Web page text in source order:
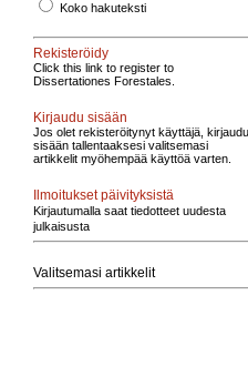
Koko hakuteksti
Rekisteröidy
Click this link to register to
Dissertationes Forestales.
Kirjaudu sisään
Jos olet rekisteröitynyt käyttäjä, kirjaudu
sisään tallentaaksesi valitsemasi
artikkelit myöhempää käyttöä varten.
Ilmoitukset päivityksistä
Kirjautumalla saat tiedotteet uudesta
julkaisusta
Valitsemasi artikkelit